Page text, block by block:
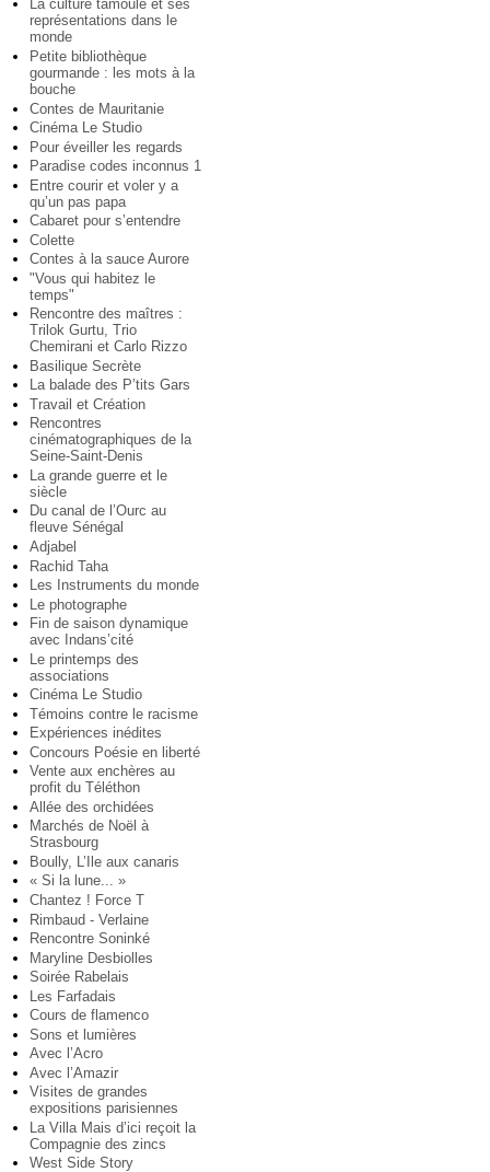
La culture tamoule et ses
représentations dans le
monde
Petite bibliothèque
gourmande : les mots à la
bouche
Contes de Mauritanie
Cinéma Le Studio
Pour éveiller les regards
Paradise codes inconnus 1
Entre courir et voler y a
qu’un pas papa
Cabaret pour s’entendre
Colette
Contes à la sauce Aurore
"Vous qui habitez le
temps"
Rencontre des maîtres :
Trilok Gurtu, Trio
Chemirani et Carlo Rizzo
Basilique Secrète
La balade des P’tits Gars
Travail et Création
Rencontres
cinématographiques de la
Seine-Saint-Denis
La grande guerre et le
siècle
Du canal de l’Ourc au
fleuve Sénégal
Adjabel
Rachid Taha
Les Instruments du monde
Le photographe
Fin de saison dynamique
avec Indans’cité
Le printemps des
associations
Cinéma Le Studio
Témoins contre le racisme
Expériences inédites
Concours Poésie en liberté
Vente aux enchères au
profit du Téléthon
Allée des orchidées
Marchés de Noël à
Strasbourg
Boully, L’Ile aux canaris
« Si la lune... »
Chantez ! Force T
Rimbaud - Verlaine
Rencontre Soninké
Maryline Desbiolles
Soirée Rabelais
Les Farfadais
Cours de flamenco
Sons et lumières
Avec l’Acro
Avec l’Amazir
Visites de grandes
expositions parisiennes
La Villa Mais d’ici reçoit la
Compagnie des zincs
West Side Story